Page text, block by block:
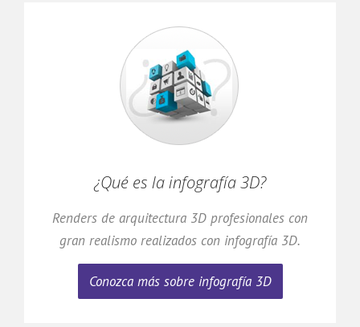
¿Qué es la infografía 3D?
Renders de arquitectura 3D profesionales con
gran realismo realizados con infografía 3D.
Conozca más sobre infografía 3D